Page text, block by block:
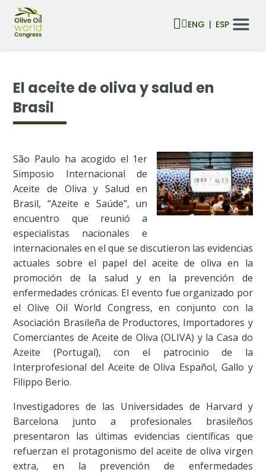
ENG ESP
El aceite de oliva y salud en
Brasil
São Paulo ha acogido el 1er
Simposio Internacional de
Aceite de Oliva y Salud en
Brasil, “Azeite e Saúde”, un
encuentro que reunió a
especialistas nacionales e
internacionales en el que se discutieron las evidencias
actuales sobre el papel del aceite de oliva en la
promoción de la salud y en la prevención de
enfermedades crónicas. El evento fue organizado por
el Olive Oil World Congress, en conjunto con la
Asociación Brasileña de Productores, Importadores y
Comerciantes de Aceite de Oliva (OLIVA) y la Casa do
Azeite (Portugal), con el patrocinio de la
Interprofesional del Aceite de Oliva Español, Gallo y
Filippo Berio.
Investigadores de las Universidades de Harvard y
Barcelona junto a profesionales brasileños
presentaron las últimas evidencias científicas que
refuerzan el protagonismo del aceite de oliva virgen
extra, en la prevención de enfermedades